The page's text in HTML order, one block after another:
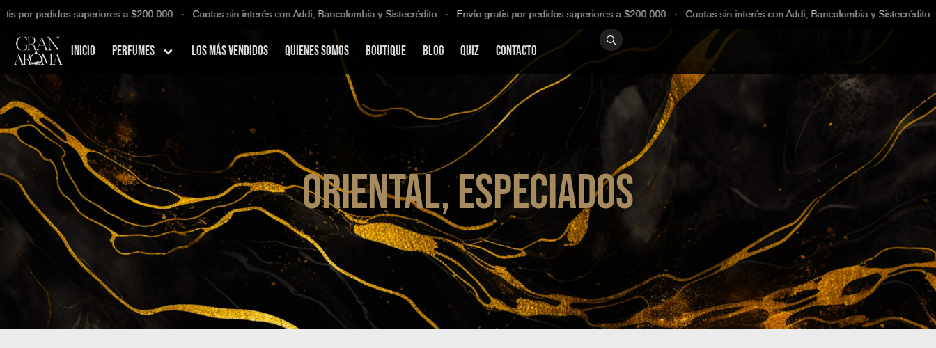
pedidos superiores a $200.000 ∙ Cuotas sin interés con Addi, Bancolombia y Sistecrédito ∙ Envío gratis por pedidos superiores a $200.000 ∙ Cuotas sin interés con Addi, Bancolombia y
Inicio Perfumes Los Más Vendidos Quienes Somos Boutique Blog QUIZ Contacto
Oriental, especiados